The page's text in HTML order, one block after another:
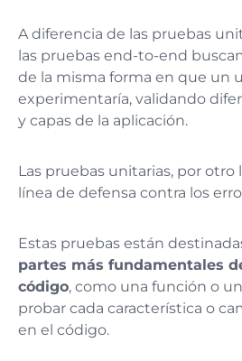
A diferencia de las pruebas
las pruebas end-to-end
de la misma forma en que un
experimentaría, validando
y capas de la aplicación​​.
Las pruebas unitarias, por otro
línea de defensa contra los
Estas pruebas están
partes más fundamentales
código, como una función o
probar cada característica o
en el código​.